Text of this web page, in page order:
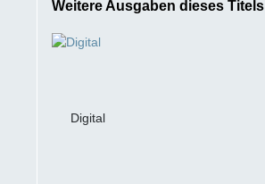
Weitere Ausgaben dieses Titels
Digital